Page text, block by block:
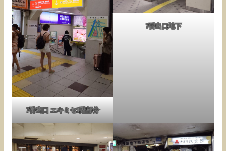
7番出口 エキミセ1階部分
7番出口地下